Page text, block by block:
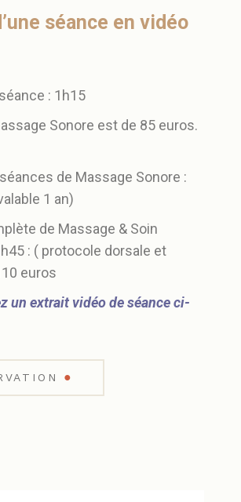
séance en vidéo
: 1h15
Sonore est de 85 euros.
de Massage Sonore :
1 an)
de Massage & Soin
: ( protocole dorsale et
euros
un extrait vidéo de séance ci-
●